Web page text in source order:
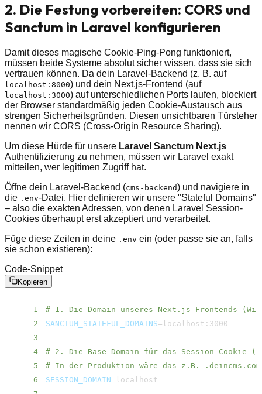
2. Die Festung vorbereiten: CORS und
Sanctum in Laravel konfigurieren
Damit dieses magische Cookie-Ping-Pong funktioniert,
müssen beide Systeme absolut sicher wissen, dass sie sich
vertrauen können. Da dein Laravel-Backend (z. B. auf
localhost:8000) und dein Next.js-Frontend (auf
localhost:3000) auf unterschiedlichen Ports laufen, blockiert
der Browser standardmäßig jeden Cookie-Austausch aus
strengen Sicherheitsgründen. Diesen unsichtbaren Türsteher
nennen wir CORS (Cross-Origin Resource Sharing).
Um diese Hürde für unsere Laravel Sanctum Next.js
Authentifizierung zu nehmen, müssen wir Laravel exakt
mitteilen, wer legitimen Zugriff hat.
Öffne dein Laravel-Backend (cms-backend) und navigiere in
die .env-Datei. Hier definieren wir unsere "Stateful Domains"
– also die exakten Adressen, von denen Laravel Session-
Cookies überhaupt erst akzeptiert und verarbeitet.
Füge diese Zeilen in deine .env ein (oder passe sie an, falls
sie schon existieren):
Code-Snippet
Kopieren
1
# 1. Die Domain unseres Next.js Frontends
2
SANCTUM_STATEFUL_DOMAINS=
3
4
# 2. Die Base-Domain für das Session-
5
# In der Produktion wäre das z.B.
6
SESSION_DOMAIN=